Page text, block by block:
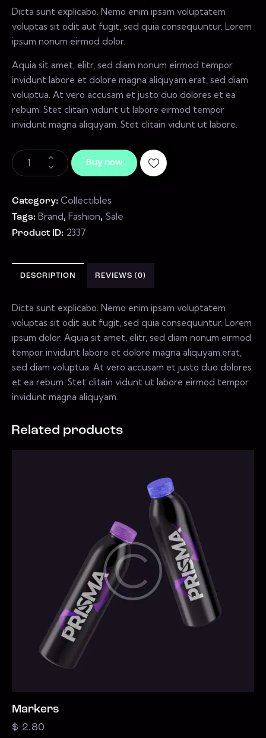
Dicta sunt explicabo. Nemo enim ipsam voluptatem
voluptas sit odit aut fugit, sed quia consequuntur. Lorem
ipsum nonum eirmod dolor.
Aquia sit amet, elitr, sed diam nonum eirmod tempor
invidunt labore et dolore magna aliquyam.erat, sed diam
voluptua. At vero accusam et justo duo dolores et ea
rebum. Stet clitain vidunt ut labore eirmod tempor
invidunt magna aliquyam. Stet clitain vidunt ut labore.
Buy now
Category: Collectibles
Tags: Brand, Fashion, Sale
Product ID: 2337
DESCRIPTION REVIEWS (0)
Dicta sunt explicabo. Nemo enim ipsam voluptatem
voluptas sit odit aut fugit, sed quia consequuntur. Lorem
ipsum dolor. Aquia sit amet, elitr, sed diam nonum eirmod
tempor invidunt labore et dolore magna aliquyam.erat,
sed diam voluptua. At vero accusam et justo duo dolores
et ea rebum. Stet clitain vidunt ut labore eirmod tempor
invidunt magna aliquyam.
Related products
Markers
$ 2.80